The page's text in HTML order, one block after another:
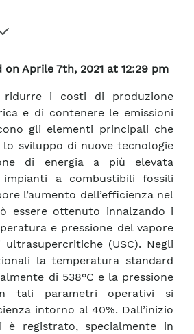
Aprile 7th, 2021 at 12:29 pm
ridurre i costi di produzione
e di contenere le emissioni
gli elementi principali che
lo sviluppo di nuove tecnologie
di energia a più elevata
impianti a combustibili fossili
l’aumento dell’efficienza nel
essere ottenuto innalzando i
e pressione del vapore
(USC). Negli
la temperatura standard
di 538°C e la pressione
tali parametri operativi si
intorno al 40%. Dall’inizio
è registrato, specialmente in